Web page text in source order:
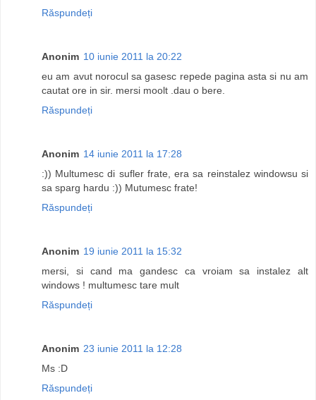
Răspundeți
Anonim 10 iunie 2011 la 20:22
eu am avut norocul sa gasesc repede pagina asta si nu am
cautat ore in sir. mersi moolt .dau o bere.
Răspundeți
Anonim 14 iunie 2011 la 17:28
:)) Multumesc di sufler frate, era sa reinstalez windowsu si
sa sparg hardu :)) Mutumesc frate!
Răspundeți
Anonim 19 iunie 2011 la 15:32
mersi, si cand ma gandesc ca vroiam sa instalez alt
windows ! multumesc tare mult
Răspundeți
Anonim 23 iunie 2011 la 12:28
Ms :D
Răspundeți